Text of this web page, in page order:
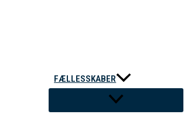
FÆLLESSKABER